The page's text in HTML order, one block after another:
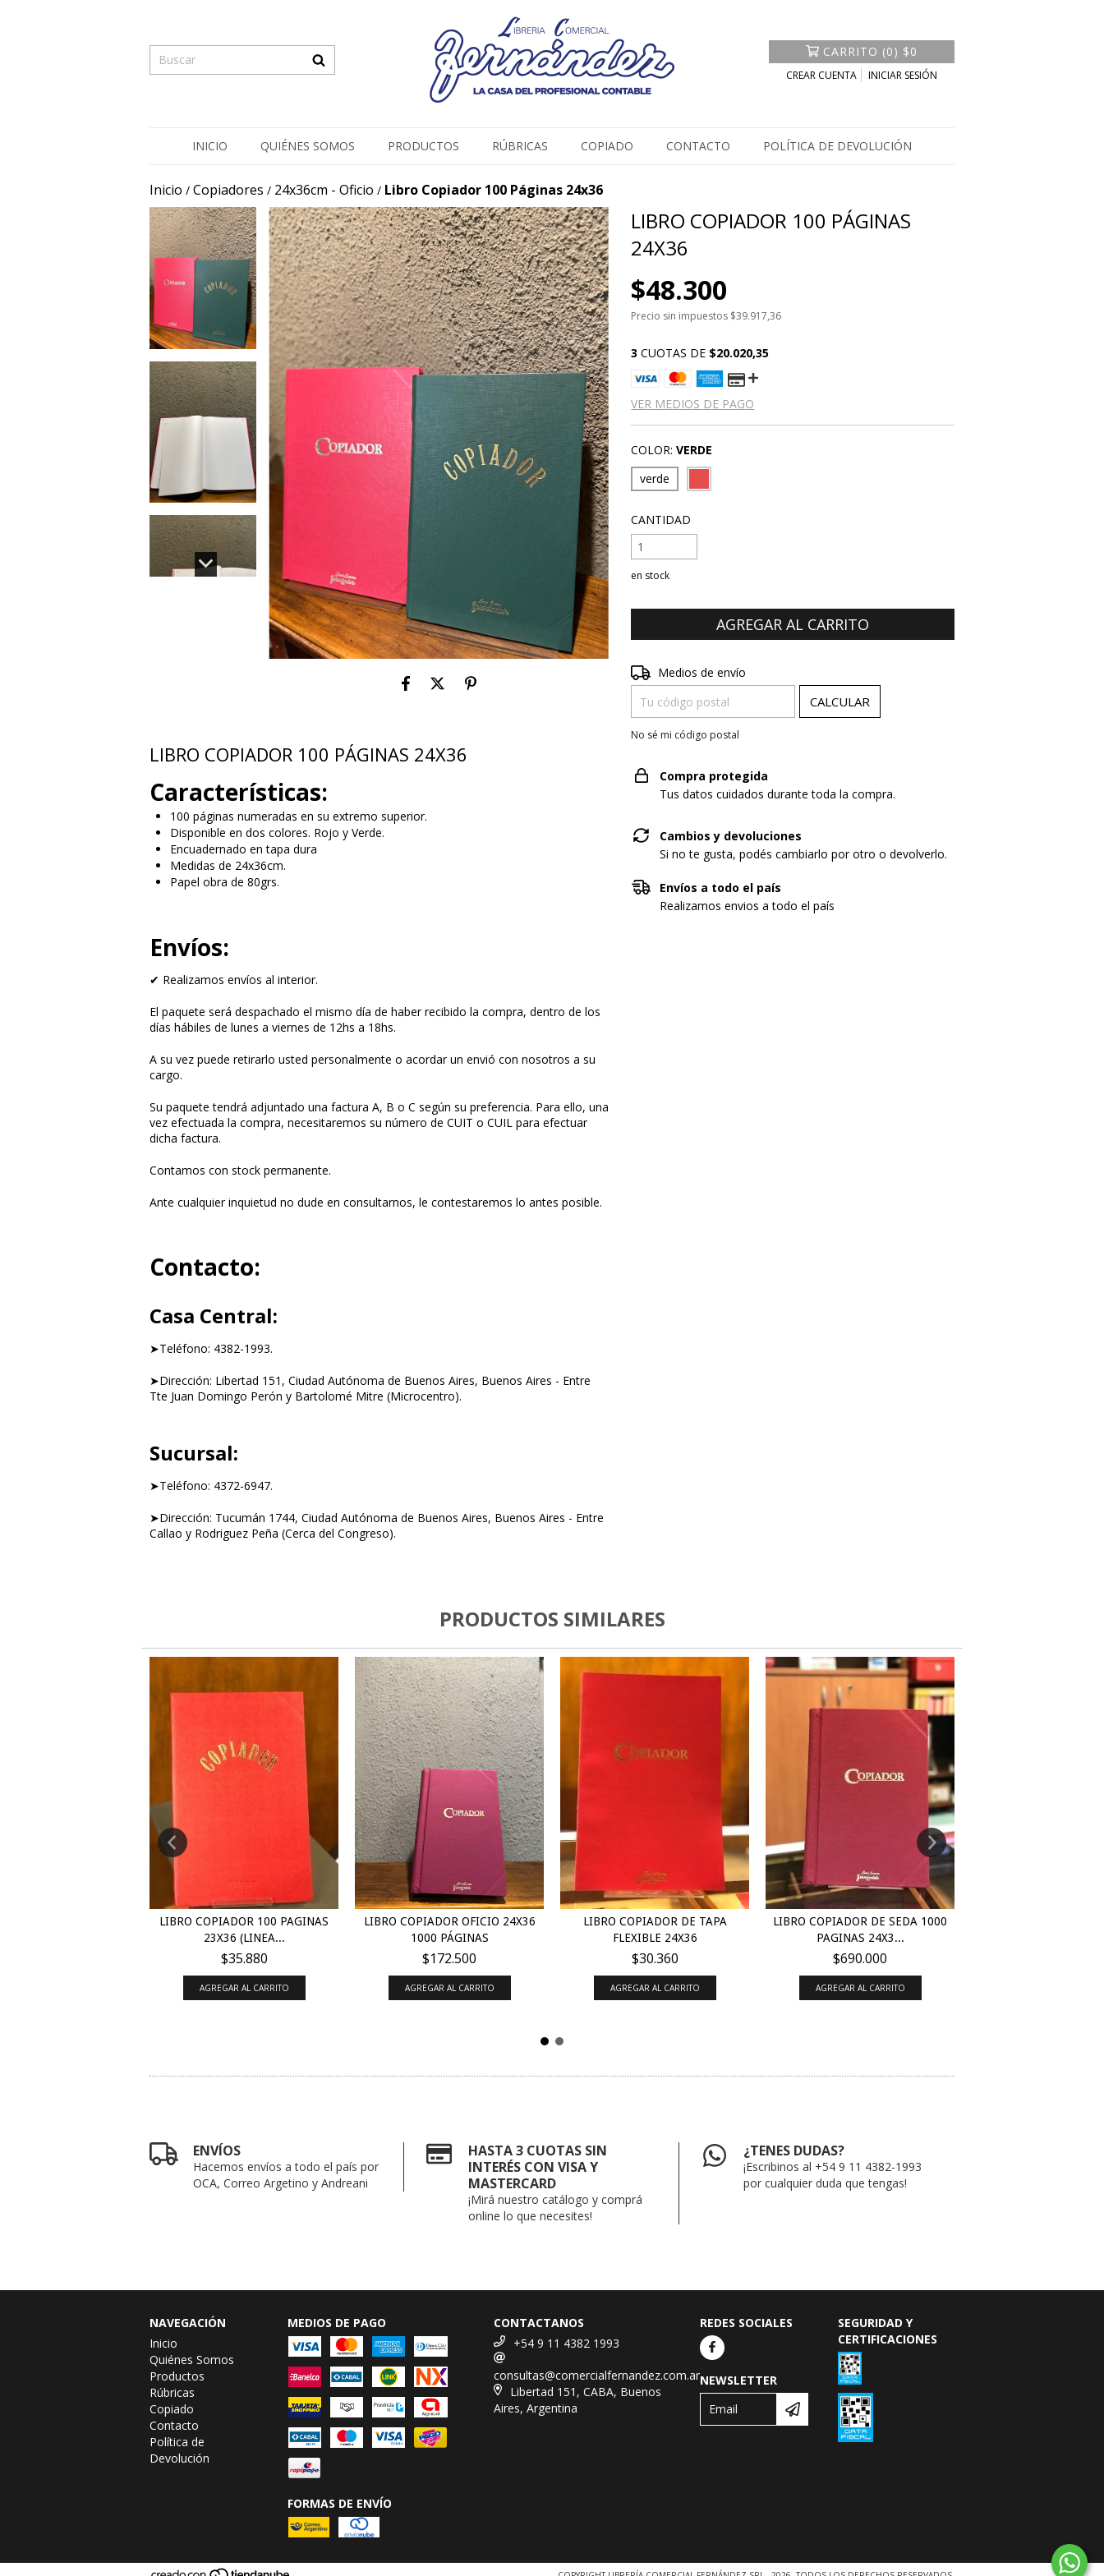
CARRITO (0) $0
CREAR CUENTA INICIAR SESIÓN
INICIO QUIÉNES SOMOS PRODUCTOS RÚBRICAS COPIADO CONTACTO POLÍTICA DE DEVOLUCIÓN
Inicio / Copiadores / 24x36cm - Oficio / Libro Copiador 100 Páginas 24x36
LIBRO COPIADOR 100 PÁGINAS 24X36
Características:
100 páginas numeradas en su extremo superior.
Disponible en dos colores. Rojo y Verde.
Encuadernado en tapa dura
Medidas de 24x36cm.
Papel obra de 80grs.
Envíos:
✔ Realizamos envíos al interior.
El paquete será despachado el mismo día de haber recibido la compra, dentro de los
días hábiles de lunes a viernes de 12hs a 18hs.
A su vez puede retirarlo usted personalmente o acordar un envió con nosotros a su
cargo.
Su paquete tendrá adjuntado una factura A, B o C según su preferencia. Para ello, una
vez efectuada la compra, necesitaremos su número de CUIT o CUIL para efectuar
dicha factura.
Contamos con stock permanente.
Ante cualquier inquietud no dude en consultarnos, le contestaremos lo antes posible.
Contacto:
Casa Central:
➤Teléfono: 4382-1993.
➤Dirección: Libertad 151, Ciudad Autónoma de Buenos Aires, Buenos Aires - Entre
Tte Juan Domingo Perón y Bartolomé Mitre (Microcentro).
Sucursal:
➤Teléfono: 4372-6947.
➤Dirección: Tucumán 1744, Ciudad Autónoma de Buenos Aires, Buenos Aires - Entre
Callao y Rodriguez Peña (Cerca del Congreso).
LIBRO COPIADOR 100 PÁGINAS
24X36
$48.300
Precio sin impuestos $39.917,36
3 CUOTAS DE $20.020,35
VER MEDIOS DE PAGO
COLOR: VERDE
verde
CANTIDAD
en stock
Entregas para el CP:
Medios de envío
CALCULAR
No sé mi código postal
Compra protegida
Tus datos cuidados durante toda la compra.
Cambios y devoluciones
Si no te gusta, podés cambiarlo por otro o devolverlo.
Envíos a todo el país
Realizamos envios a todo el país
PRODUCTOS SIMILARES
LIBRO COPIADOR 100 PAGINAS
23X36 (LINEA...
$35.880
AGREGAR AL CARRITO
LIBRO COPIADOR OFICIO 24X36
1000 PÁGINAS
$172.500
AGREGAR AL CARRITO
LIBRO COPIADOR DE TAPA
FLEXIBLE 24X36
$30.360
AGREGAR AL CARRITO
LIBRO COPIADOR DE SEDA 1000
PAGINAS 24X3...
$690.000
AGREGAR AL CARRITO
ENVÍOS
Hacemos envíos a todo el país por
OCA, Correo Argetino y Andreani
HASTA 3 CUOTAS SIN
INTERÉS CON VISA Y
MASTERCARD
¡Mirá nuestro catálogo y comprá
online lo que necesites!
¿TENES DUDAS?
¡Escribinos al +54 9 11 4382-1993
por cualquier duda que tengas!
NAVEGACIÓN
Inicio
Quiénes Somos
Productos
Rúbricas
Copiado
Contacto
Política de
Devolución
MEDIOS DE PAGO
FORMAS DE ENVÍO
CONTACTANOS
+54 9 11 4382 1993
consultas@comercialfernandez.com.ar
Libertad 151, CABA, Buenos
Aires, Argentina
REDES SOCIALES
NEWSLETTER
SEGURIDAD Y
CERTIFICACIONES